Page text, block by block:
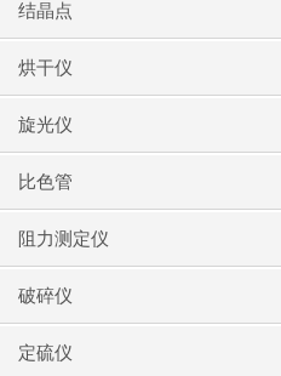
结晶点
烘干仪
旋光仪
比色管
阻力测定仪
破碎仪
定硫仪